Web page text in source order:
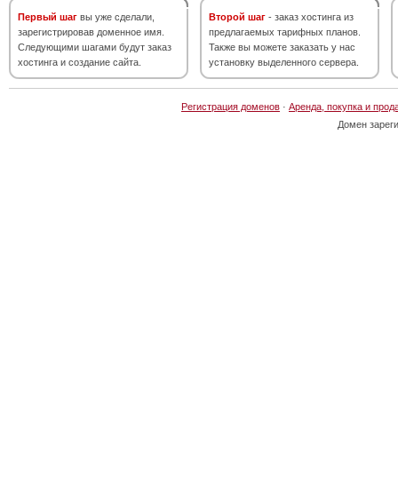
Первый шаг вы уже сделали,
зарегистрировав доменное имя.
Следующими шагами будут заказ
хостинга и создание сайта.
Второй шаг - заказ хостинга из
предлагаемых тарифных планов.
Также вы можете заказать у нас
установку выделенного сервера.
Регистрация доменов · Аренда, покупка и
Домен